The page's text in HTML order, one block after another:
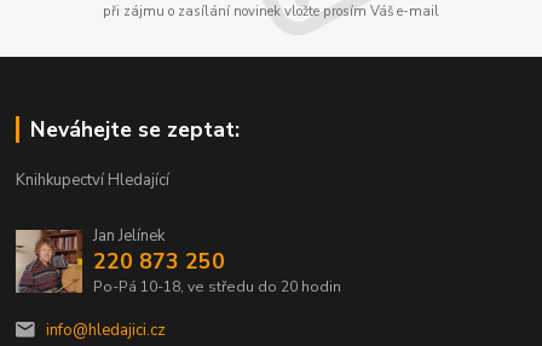
při zájmu o zasílání novinek vložte prosím Váš e-mail
Neváhejte se zeptat:
Knihkupectví Hledající
Jan Jelínek
220 873 250
Po-Pá 10-18, ve středu do 20 hodin
info@hledajici.cz